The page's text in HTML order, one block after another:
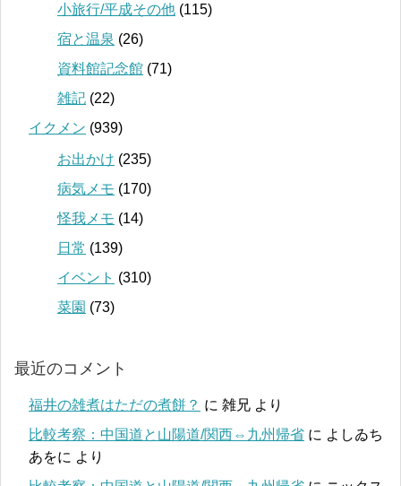
小旅行/平成その他 (115)
宿と温泉 (26)
資料館記念館 (71)
雑記 (22)
イクメン (939)
お出かけ (235)
病気メモ (170)
怪我メモ (14)
日常 (139)
イベント (310)
菜園 (73)
最近のコメント
福井の雑煮はただの煮餅？ に 雑兄 より
比較考察：中国道と山陽道/関西⇔九州帰省 に よしゐち
あをに より